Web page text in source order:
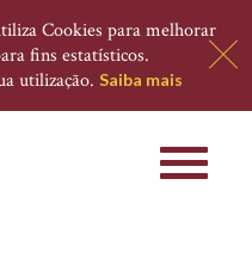
Cookies para melhorar
fins estatísticos.
utilização. Saiba mais
Toggle